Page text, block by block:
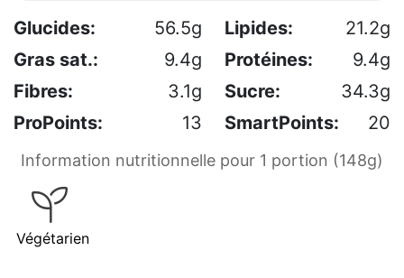
Glucides: 56.5g Lipides:
21.2g
Gras sat.:
9.4g Protéines:
9.4g
Fibres:
3.1g Sucre:
34.3g
ProPoints:
13 SmartPoints: 20
Information nutritionnelle pour 1 portion (148g)
Végétarien